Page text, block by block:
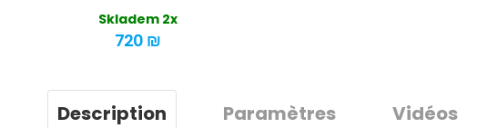
Skladem 2x
720 ₪
Description Paramètres Vidéos